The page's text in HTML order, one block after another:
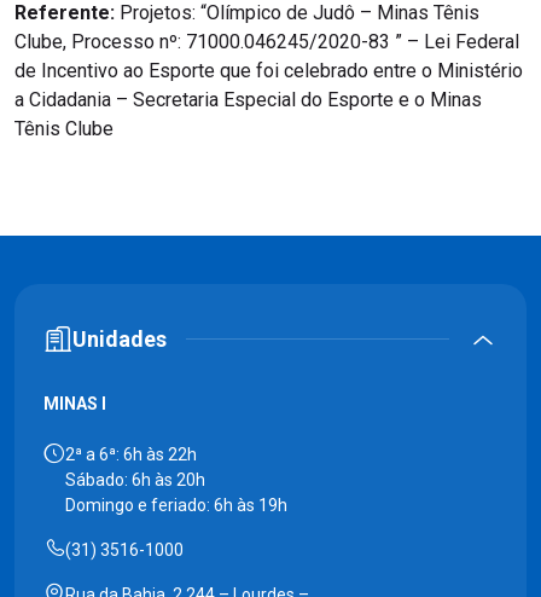
Referente: Projetos: “Olímpico de Judô – Minas Tênis
Clube, Processo nº: 71000.046245/2020-83 ” – Lei Federal
de Incentivo ao Esporte que foi celebrado entre o Ministério
a Cidadania – Secretaria Especial do Esporte e o Minas
Tênis Clube
Unidades
MINAS I
2ª a 6ª: 6h às 22h
Sábado: 6h às 20h
Domingo e feriado: 6h às 19h
(31) 3516-1000